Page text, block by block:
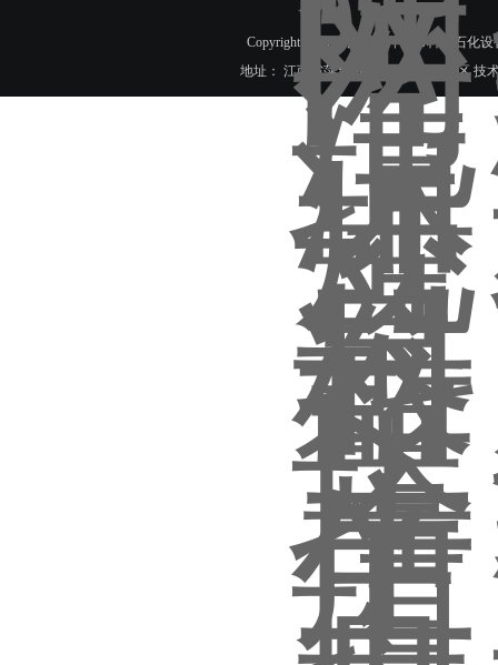
Copyright © 2018 江西省萍乡市科隆石化
地址： 江西省萍乡市芦溪县珠亭工业区 技